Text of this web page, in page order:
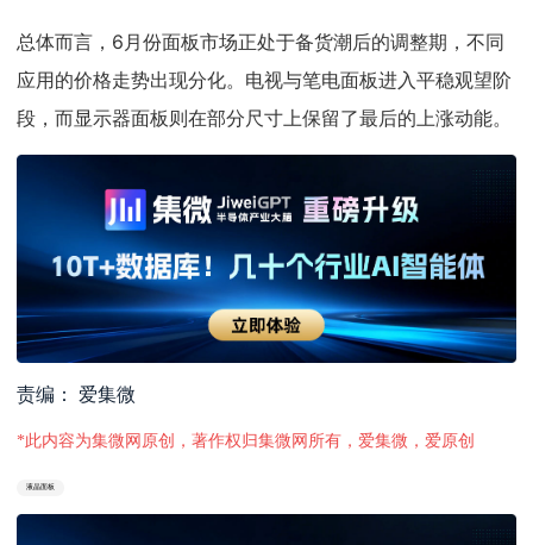
总体而言，6月份面板市场正处于备货潮后的调整期，不同
应用的价格走势出现分化。电视与笔电面板进入平稳观望阶
段，而显示器面板则在部分尺寸上保留了最后的上涨动能。
责编： 爱集微
*此内容为集微网原创，著作权归集微网所有，爱集微，爱原创
液晶面板